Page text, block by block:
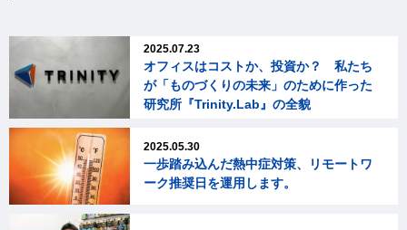
2025.07.23
オフィスはコストか、投資か？ 私たち
が「ものづくりの未来」のために作った
研究所『Trinity.Lab』の全貌
2025.05.30
一歩踏み込んだ熱中症対策、リモートワ
ーク推奨日を運用します。